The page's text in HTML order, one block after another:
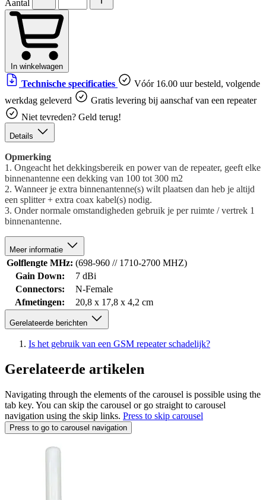
Aantal
In winkelwagen
Technische specificaties
Vóór 16.00 uur besteld, volgende
werkdag geleverd
Gratis levering bij aanschaf van een repeater
Niet tevreden? Geld terug!
Details
Opmerking
1. Ongeacht het dekkingsbereik en power van de repeater, geeft elke
binnenantenne een dekking van 100 tot 300 m2
2. Wanneer je extra binnenantenne(s) wilt plaatsen dan heb je altijd
een splitter + extra coax kabel(s) nodig.
3. Onder normale omstandigheden gebruik je per ruimte / vertrek 1
binnenantenne.
Meer informatie
Golflengte MHz: (698-960 // 1710-2700 MHZ)
Gain Down:
7 dBi
Connectors:
N-Female
Afmetingen:
20,8 x 17,8 x 4,2 cm
Gerelateerde berichten
Is het gebruik van een GSM repeater schadelijk?
Gerelateerde artikelen
Navigating through the elements of the carousel is possible using the
tab key. You can skip the carousel or go straight to carousel
navigation using the skip links. Press to skip carousel
Press to go to carousel navigation